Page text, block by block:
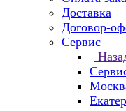
Доставка
Договор-
Сервис